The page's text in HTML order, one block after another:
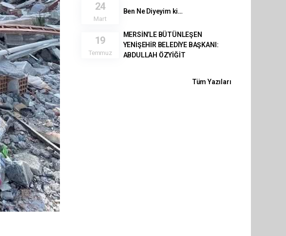
24
Mart
Ben Ne Diyeyim ki…
19
Temmuz
MERSİN’LE BÜTÜNLEŞEN
YENİŞEHİR BELEDİYE BAŞKANI:
ABDULLAH ÖZYİĞİT
Tüm Yazıları